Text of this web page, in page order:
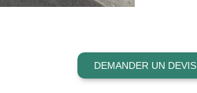
DEMANDER UN DEVIS